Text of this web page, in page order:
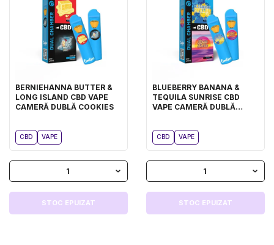
BERNIEHANNA BUTTER &
LONG ISLAND CBD VAPE
CAMERĂ DUBLĂ COOKIES
CBD VAPE
1
STOC EPUIZAT
BLUEBERRY BANANA &
TEQUILA SUNRISE CBD
VAPE CAMERĂ DUBLĂ
CBD VAPE
1
STOC EPUIZAT